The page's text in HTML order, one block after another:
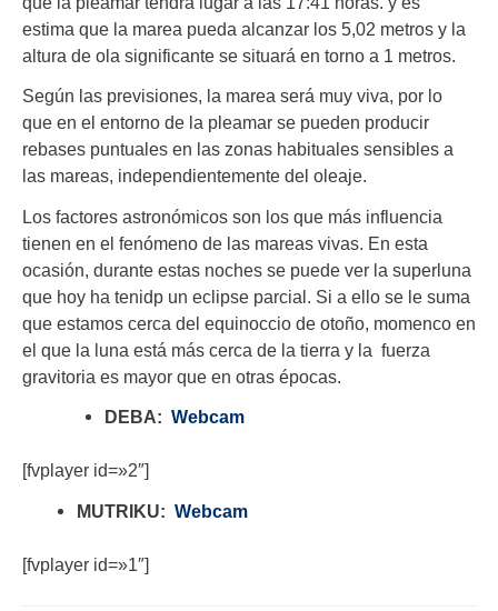
estima que la marea pueda alcanzar los 5,02 metros y la
altura de ola significante se situará en torno a 1 metros.
Según las previsiones, la marea será muy viva, por lo
que en el entorno de la pleamar se pueden producir
rebases puntuales en las zonas habituales sensibles a
las mareas, independientemente del oleaje.
Los factores astronómicos son los que más influencia
tienen en el fenómeno de las mareas vivas. En esta
ocasión, durante estas noches se puede ver la superluna
que hoy ha tenidp un eclipse parcial. Si a ello se le suma
que estamos cerca del equinoccio de otoño, momenco en
el que la luna está más cerca de la tierra y la fuerza
gravitoria es mayor que en otras épocas.
DEBA: Webcam
[fvplayer id=»2″]
MUTRIKU: Webcam
[fvplayer id=»1″]